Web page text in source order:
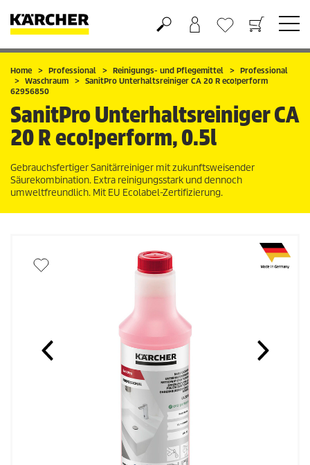
Warenkorb
Wunschliste
Home Professional Reinigungs- und Pflegemittel
Professional
Waschraum
SanitPro Unterhaltsreiniger CA 20 R eco!perform
62956850
SanitPro Unterhaltsreiniger CA
20 R eco!perform, 0.5l
Gebrauchsfertiger Sanitärreiniger mit zukunftsweisender
Säurekombination. Extra reinigungsstark und dennoch
umweltfreundlich. Mit EU Ecolabel-Zertifizierung.